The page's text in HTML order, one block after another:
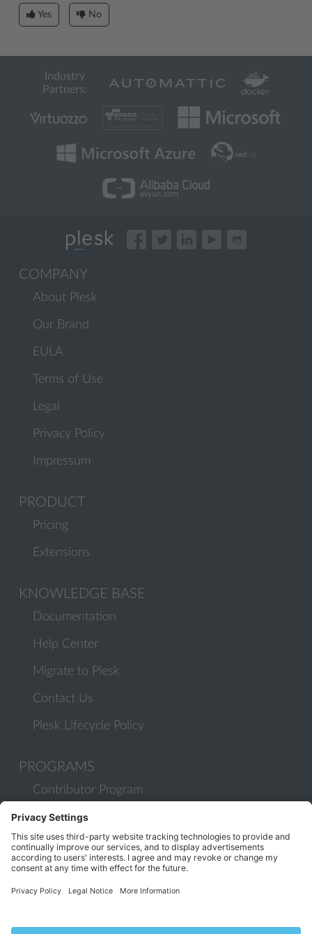
Yes No
Industry
Partners:
COMPANY
About Plesk
Our Brand
EULA
Terms of Use
Legal
Privacy Policy
Impressum
PRODUCT
Pricing
Extensions
KNOWLEDGE BASE
Documentation
Help Center
Migrate to Plesk
Contact Us
Plesk Lifecycle Policy
PROGRAMS
Contributor Program
Partner Program
COMMUNITY